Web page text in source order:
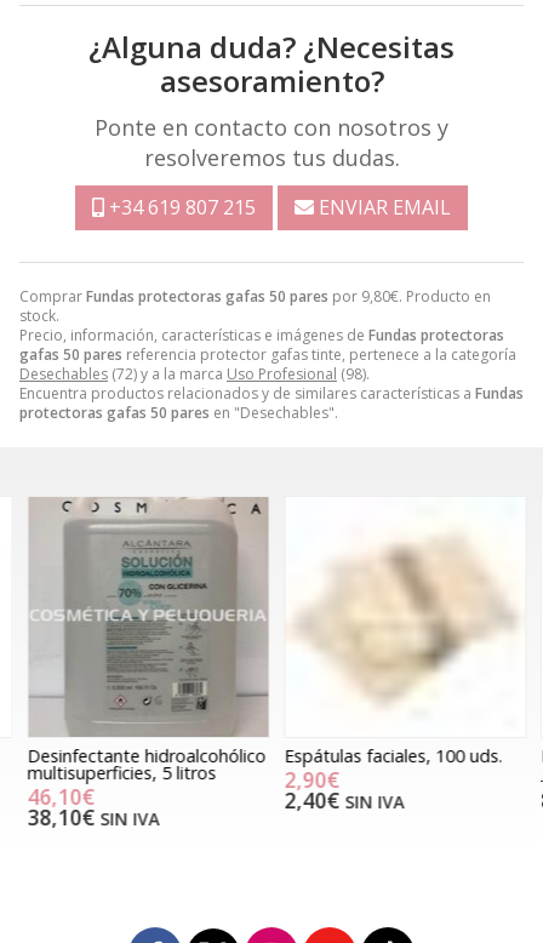
ComprarFundas protectoras gafas 50 pares por 9,80€. Producto en
stock.
Precio, información, características e imágenes de Fundas protectoras
gafas 50 pares referencia protector gafas tinte, pertenece a la categoría
Desechables (72) y a la marca Uso Profesional (98).
Encuentra productos relacionados y de similares características a Fundas
protectoras gafas 50 pares en "Desechables".
¿Alguna duda? ¿Necesitas
asesoramiento?
Ponte en contacto con nosotros y
resolveremos tus dudas.
+34 619 807 215 ENVIAR EMAIL
Desinfectante hidroalcohólico
multisuperficies, 5 litros
46,10€
38,10€SIN IVA
Espátulas faciales, 100 uds.
2,90€
2,40€SIN IVA